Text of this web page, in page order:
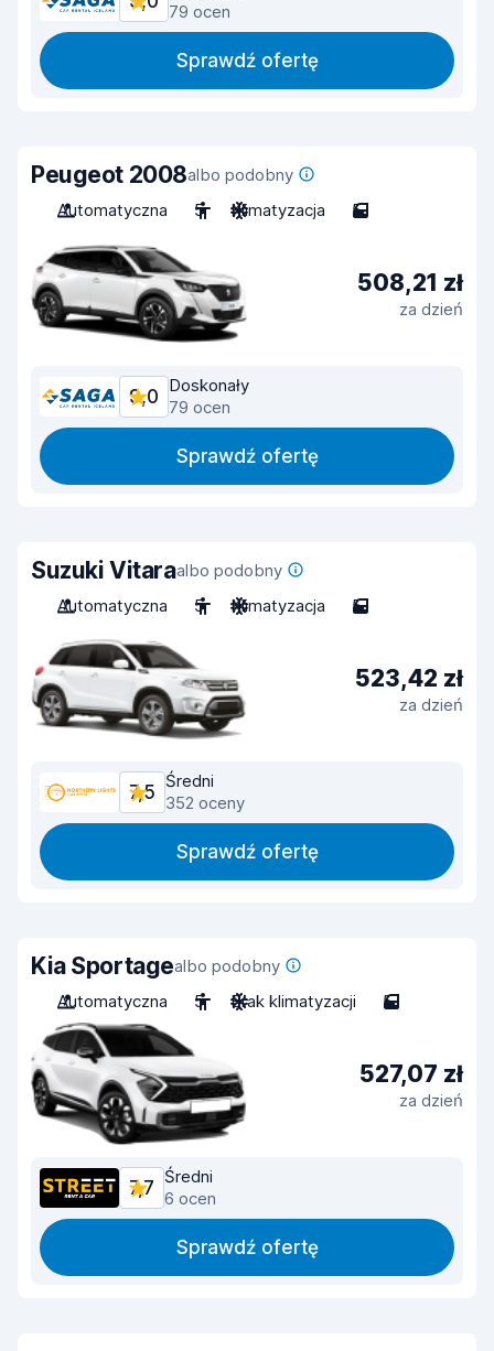
79 ocen
Sprawdź ofertę
Peugeot 2008albo podobny
Automatyczna
5 Klimatyzacja 5
508,21 zł
za dzień
9,0
Doskonały
79 ocen
Sprawdź ofertę
Suzuki Vitaraalbo podobny
Automatyczna
5 Klimatyzacja 5
523,42 zł
za dzień
7,5
Średni
352 oceny
Sprawdź ofertę
Kia Sportagealbo podobny
Automatyczna
5 Brak klimatyzacji 5
527,07 zł
za dzień
7,7
Średni
6 ocen
Sprawdź ofertę